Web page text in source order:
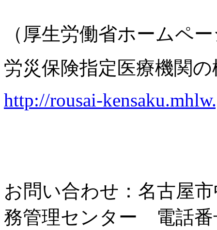
（厚生労働省ホームペ
労災保険指定医療機関の
http://rousai-
お問い合わせ：名古屋
務管理センター 電話番